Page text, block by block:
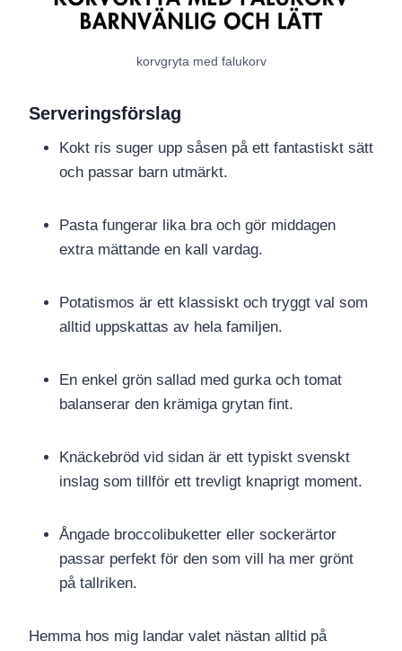
korvgryta med falukorv
Serveringsförslag
Kokt ris suger upp såsen på ett fantastiskt sätt
och passar barn utmärkt.
Pasta fungerar lika bra och gör middagen
extra mättande en kall vardag.
Potatismos är ett klassiskt och tryggt val som
alltid uppskattas av hela familjen.
En enkel grön sallad med gurka och tomat
balanserar den krämiga grytan fint.
Knäckebröd vid sidan är ett typiskt svenskt
inslag som tillför ett trevligt knaprigt moment.
Ångade broccolibuketter eller sockerärtor
passar perfekt för den som vill ha mer grönt
på tallriken.
Hemma hos mig landar valet nästan alltid på